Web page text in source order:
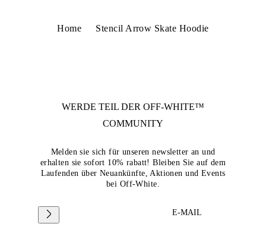
Home Stencil Arrow Skate Hoodie
WERDE TEIL DER OFF-WHITE™
COMMUNITY
Melden sie sich für unseren newsletter an und
erhalten sie sofort 10% rabatt! Bleiben Sie auf dem
Laufenden über Neuankünfte, Aktionen und Events
bei Off-White.
E-MAIL